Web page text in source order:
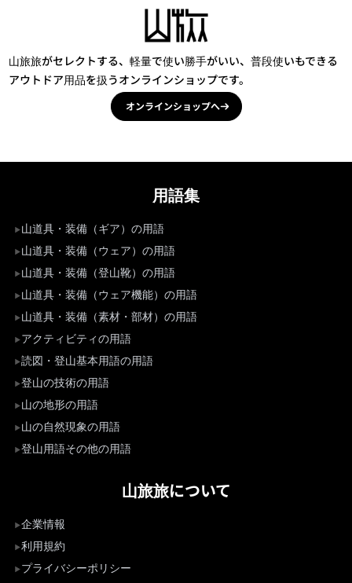
山旅旅がセレクトする、軽量で使い勝手がいい、普段使いもできる
アウトドア用品を扱うオンラインショップです。
オンラインショップへ
用語集
山道具・装備（ギア）の用語
山道具・装備（ウェア）の用語
山道具・装備（登山靴）の用語
山道具・装備（ウェア機能）の用語
山道具・装備（素材・部材）の用語
アクティビティの用語
読図・登山基本用語の用語
登山の技術の用語
山の地形の用語
山の自然現象の用語
登山用語その他の用語
山旅旅について
企業情報
利用規約
プライバシーポリシー